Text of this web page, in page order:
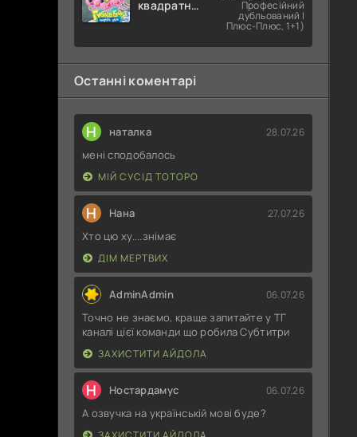
квадратні
Професійний
дубльований |
Плюс-Плюс, 1+1)
Останні коментарі
Н наталка 28.07.26
мені сподобалось
МІЙ СУСІД ТОТОРО
Н Нана 27.07.26
Хто цю ху....знімає
ДІМ МЕРТВИХ
AdminAdmin 06.07.26
Точно не знаємо, краще запитайте у ТГ
каналі цієї команди що робила Субтитри
ЗАХИСТИТИ АЙДОЛА
Н Ностардамус 06.07.26
А озвучка на українській мові буде?